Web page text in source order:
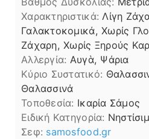
Χαρακτηριστικά:Λίγη
Γαλακτοκομικά, Χωρίς
Ζάχαρη, Χωρίς Ξηρούς
Αλλεργία: Αυγὰ, Ψάρια
Kύριο Συστατικό:
Θαλασσινά
Τοποθεσία: Ικαρία Σάμος
Ειδική Κατηγορία:
Σεφ: samosfood.gr